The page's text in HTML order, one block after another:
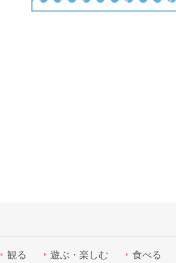
観る 遊ぶ・楽しむ 食べる